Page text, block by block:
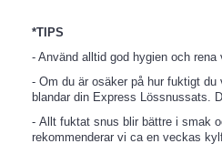
*TIPS
- Använd alltid god hygien och
- Om du är osäker på hur fuktigt
blandar din Express Lössnussats.
- Allt fuktat snus blir bättre i smak
rekommenderar vi ca en veckas